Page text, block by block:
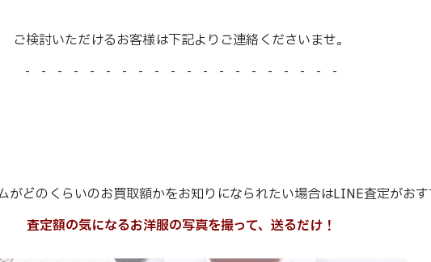
ご検討いただけるお客様は下記よりご連絡くださいませ。
- - - - - - - - - - - - - - - - - - - -
がどのくらいのお買取額かをお知りになられたい場合はLINE査定がおす
査定額の気になるお洋服の写真を撮って、送るだけ！